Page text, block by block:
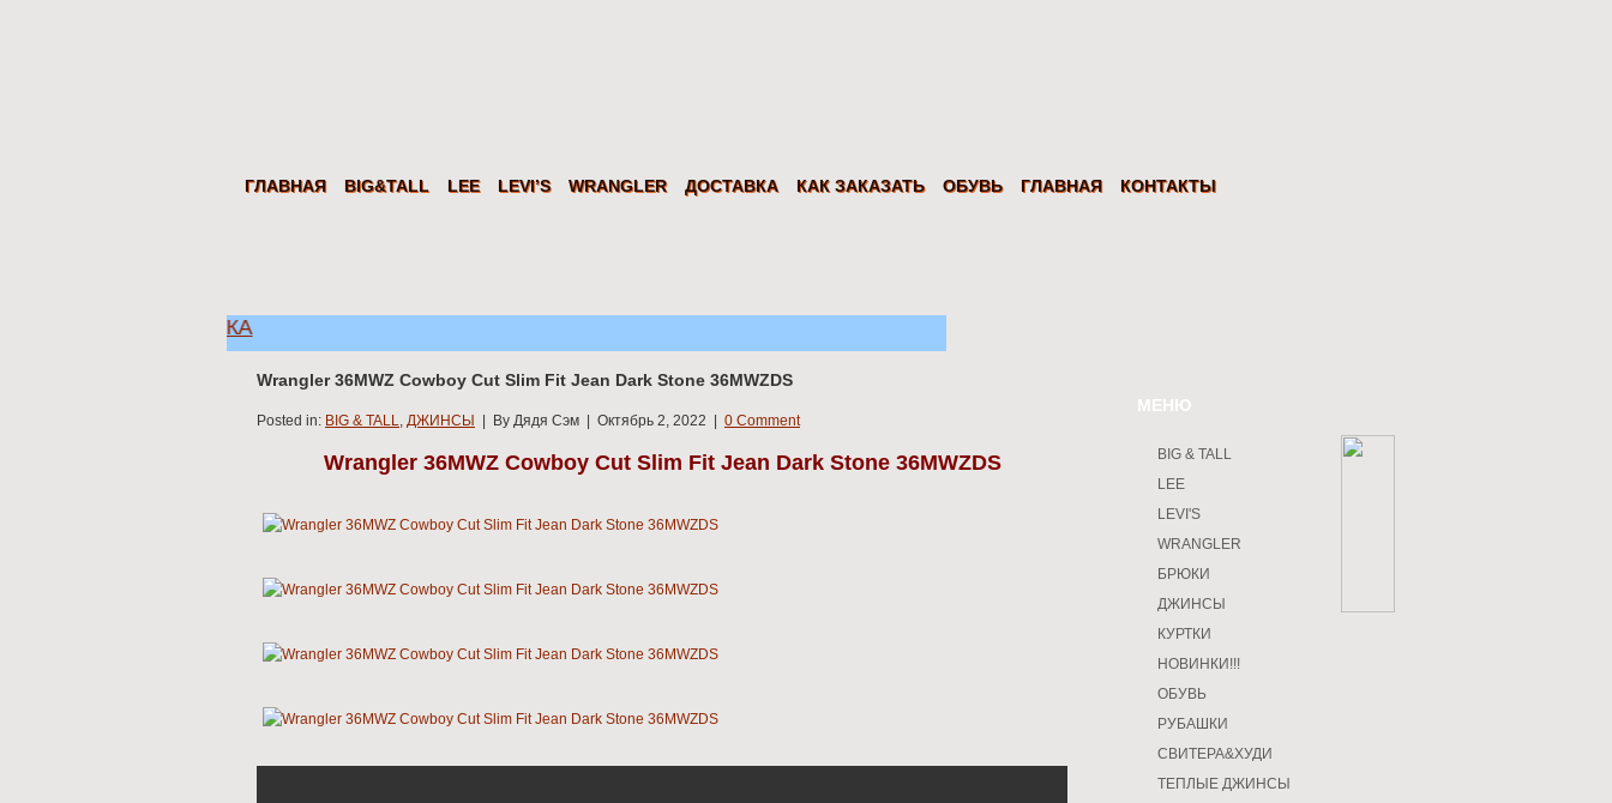
ГЛАВНАЯ BIG&TALL LEE LEVI’S WRANGLER ДОСТАВКА КАК ЗАКАЗАТЬ ОБУВЬ ГЛАВНАЯ КОНТАКТЫ
ДОСТАВКА
Wrangler 36MWZ Cowboy Cut Slim Fit Jean Dark Stone 36MWZDS
Posted in: BIG & TALL, ДЖИНСЫ | By Дядя Сэм | Октябрь 2, 2022 | 0 Comment
Wrangler 36MWZ Cowboy Cut Slim Fit Jean Dark Stone 36MWZDS
МЕНЮ
BIG & TALL
LEE
LEVI'S
WRANGLER
БРЮКИ
ДЖИНСЫ
КУРТКИ
НОВИНКИ!!!
ОБУВЬ
РУБАШКИ
СВИТЕРА&ХУДИ
ТЕПЛЫЕ ДЖИНСЫ